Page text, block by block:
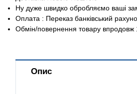
Ну дуже швидко обробляємо ваші
Оплата : Переказ банківський
Обмін/повернення товару впродовж
Опис